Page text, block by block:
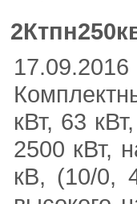
17.09.2016
кВт, 63
2500 кВт,
кВ, (10/0,